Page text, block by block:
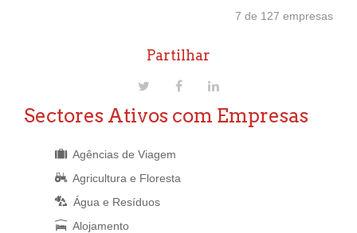
7 de 127 empresas
Partilhar
Sectores Ativos com Empresas
Agências de Viagem
Agricultura e Floresta
Água e Resíduos
Alojamento